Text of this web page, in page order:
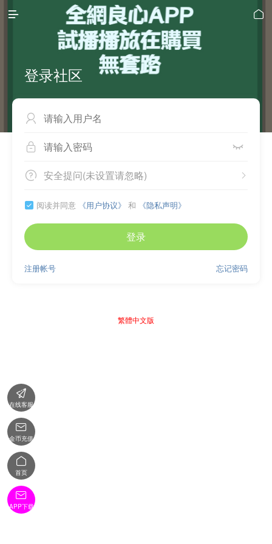
 
登录社区

 
 
安全提问(未设置请忽略)
 阅读并同意 《用户协议》 和 《隐私声明》
登录
忘记密码
注册帐号
繁體中文版

在线客服

金币充值

首页

APP下载